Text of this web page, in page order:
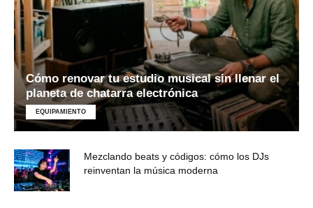
Cómo renovar tu estudio musical sin llenar el
planeta de chatarra electrónica
EQUIPAMIENTO
Mezclando beats y códigos: cómo los DJs
reinventan la música moderna